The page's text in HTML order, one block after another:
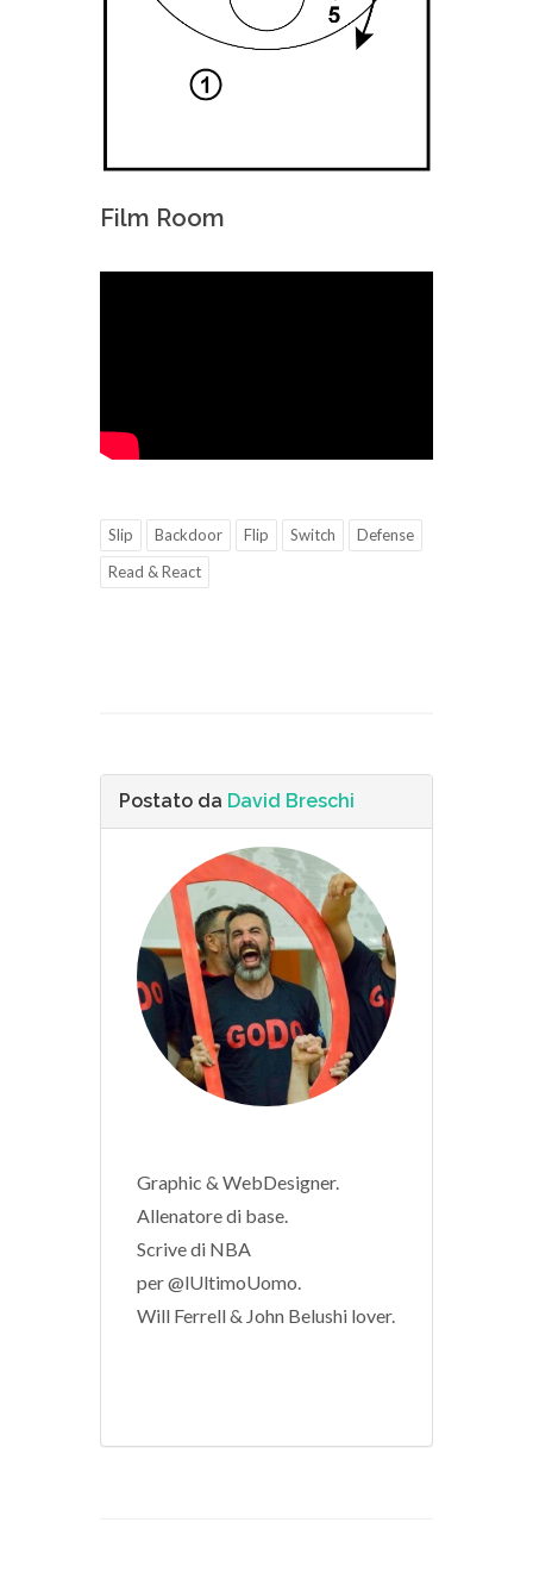
Film Room
Slip Backdoor Flip Switch
Defense
Read & React
Postato da David Breschi
Graphic & WebDesigner.
Allenatore di base.
Scrive di NBA
per @lUltimoUomo.
Will Ferrell & John Belushi lover.